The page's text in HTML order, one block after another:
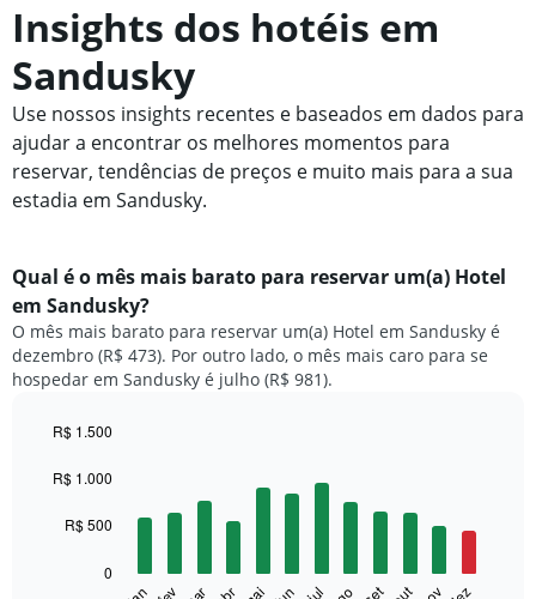
Insights dos hotéis em
Sandusky
Use nossos insights recentes e baseados em dados para
ajudar a encontrar os melhores momentos para
reservar, tendências de preços e muito mais para a sua
estadia em Sandusky.
Qual é o mês mais barato para reservar um(a) Hotel
em Sandusky?
O mês mais barato para reservar um(a) Hotel em Sandusky é
dezembro (R$ 473). Por outro lado, o mês mais caro para se
hospedar em Sandusky é julho (R$ 981).
chart
bars.
graphic.
0
R$ 500
R$ 1.000
R$ 1.500